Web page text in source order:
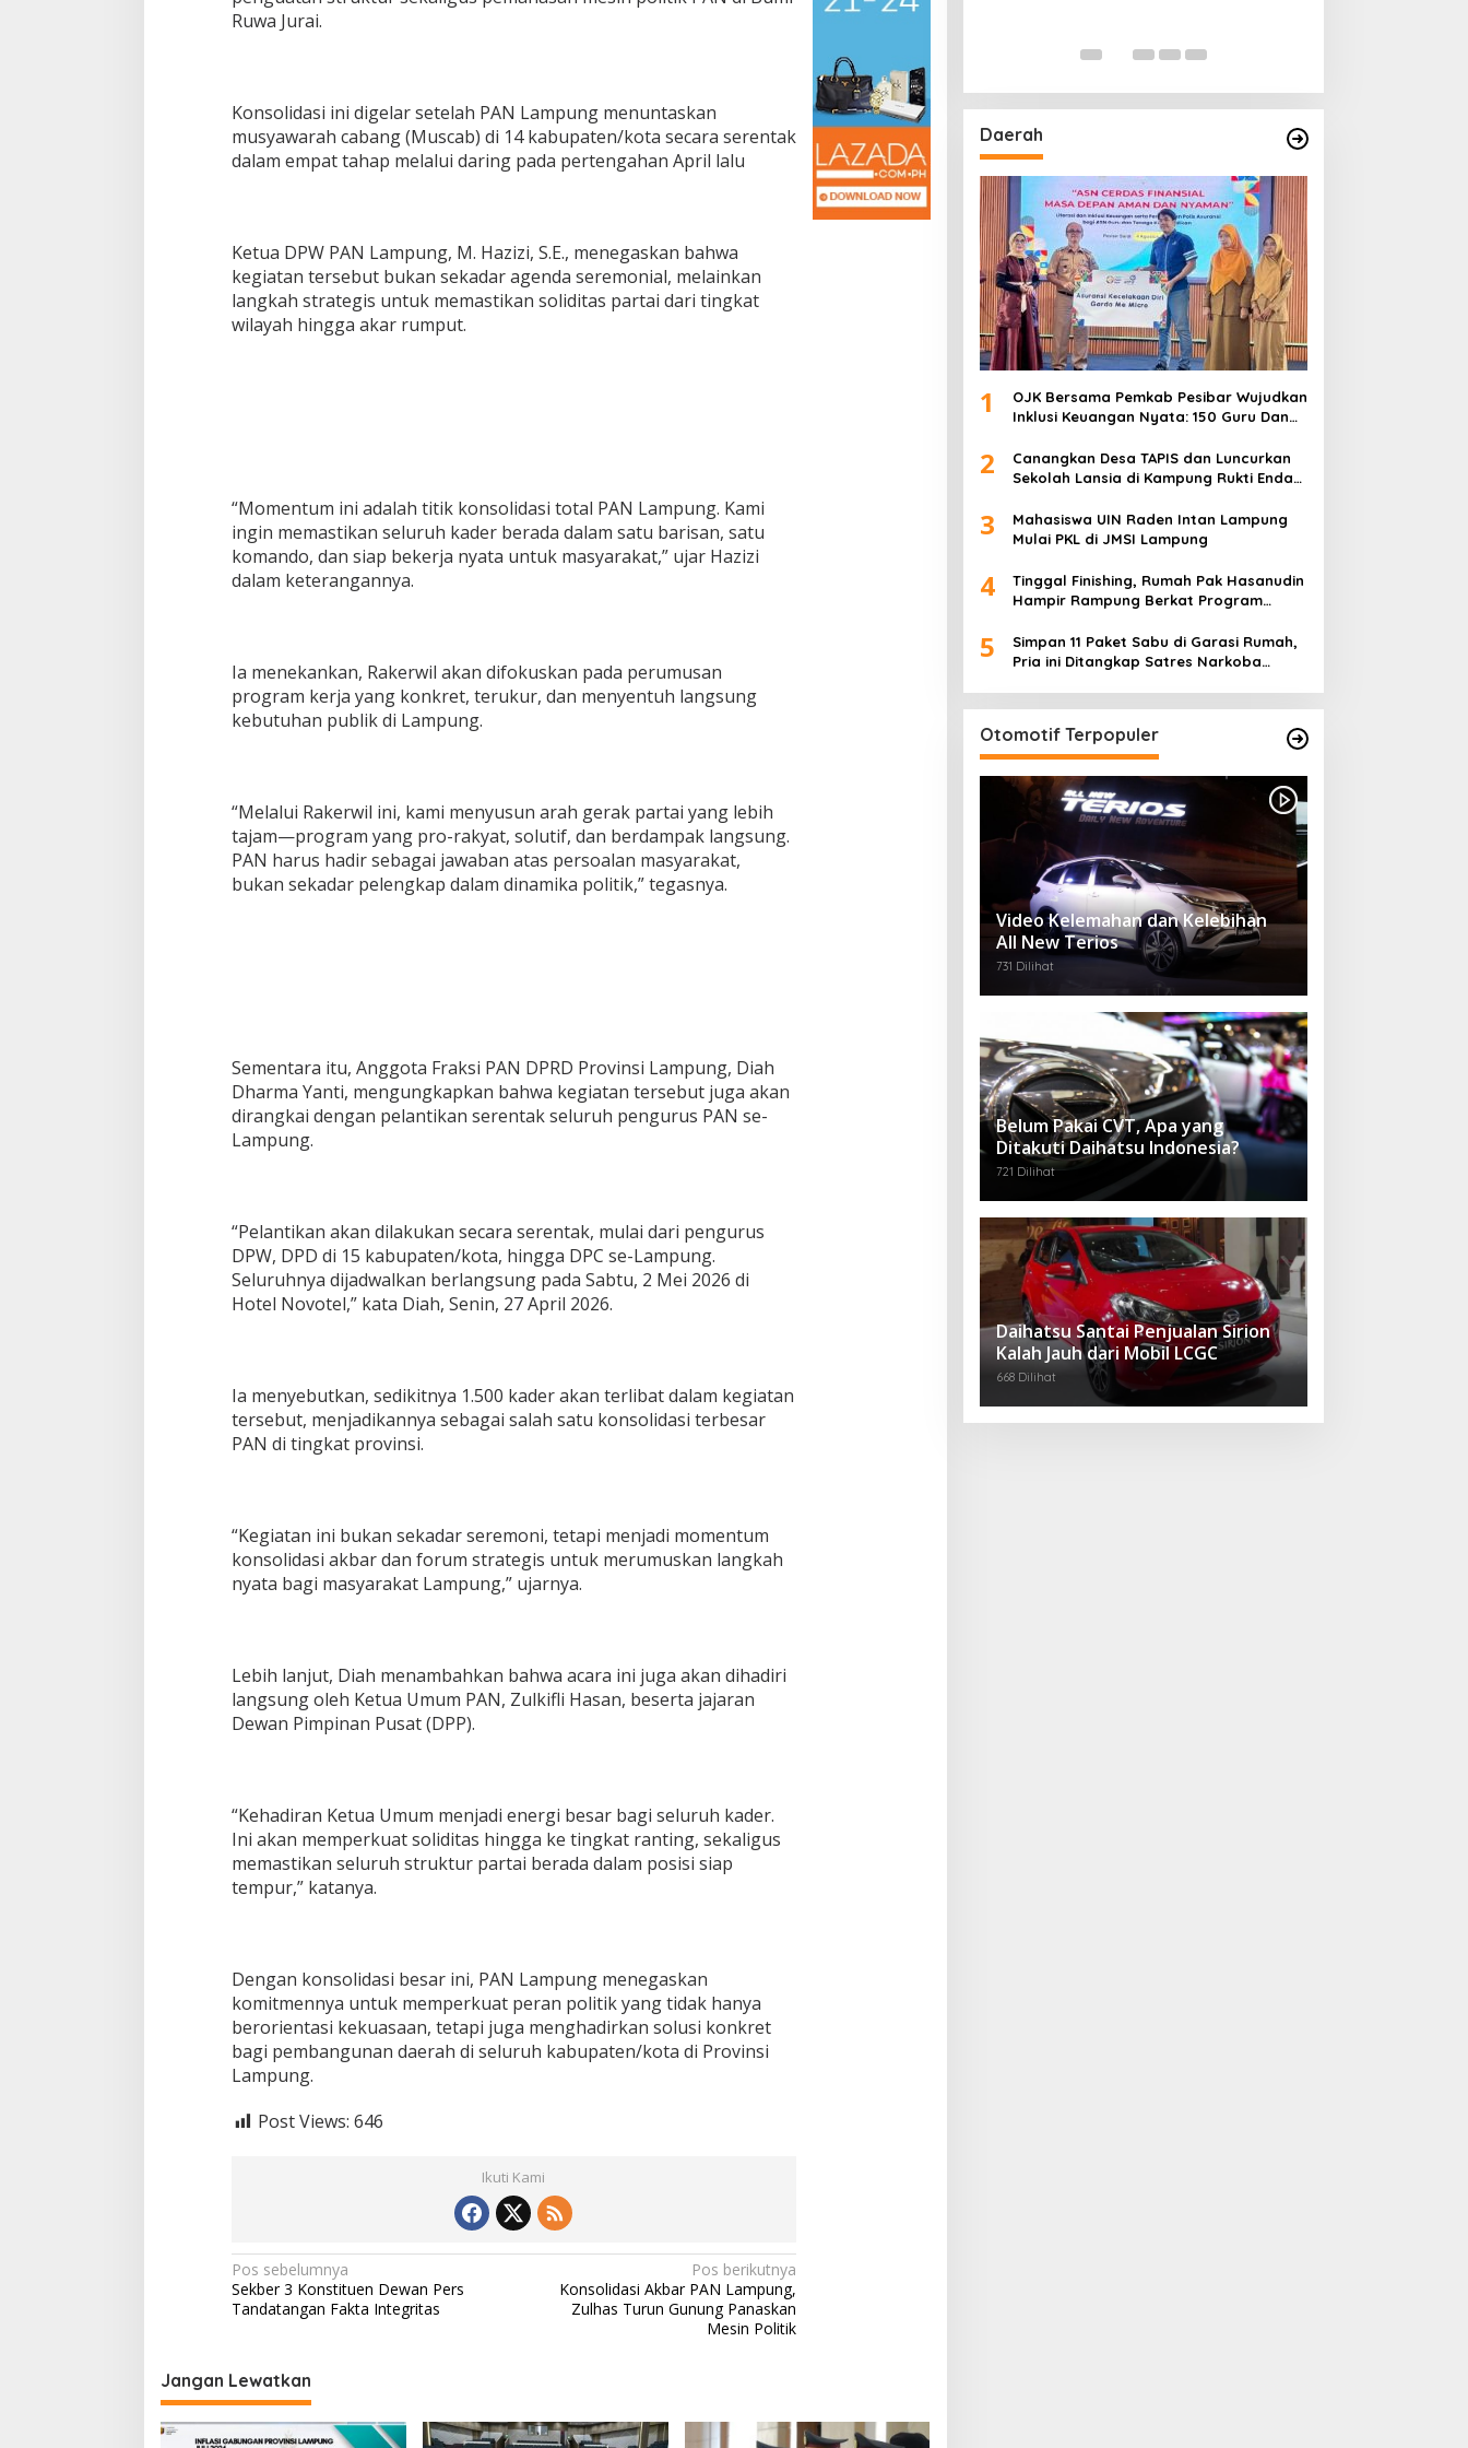
K
S
i
a
p
t
u
o
m
Ruwa Jurai.
Konsolidasi ini digelar setelah PAN Lampung menuntaskan
musyawarah cabang (Muscab) di 14 kabupaten/kota secara serentak
dalam empat tahap melalui daring pada pertengahan April lalu
Ketua DPW PAN Lampung, M. Hazizi, S.E., menegaskan bahwa
kegiatan tersebut bukan sekadar agenda seremonial, melainkan
langkah strategis untuk memastikan soliditas partai dari tingkat
wilayah hingga akar rumput.
“Momentum ini adalah titik konsolidasi total PAN Lampung. Kami
ingin memastikan seluruh kader berada dalam satu barisan, satu
komando, dan siap bekerja nyata untuk masyarakat,” ujar Hazizi
dalam keterangannya.
Ia menekankan, Rakerwil akan difokuskan pada perumusan
program kerja yang konkret, terukur, dan menyentuh langsung
kebutuhan publik di Lampung.
“Melalui Rakerwil ini, kami menyusun arah gerak partai yang lebih
tajam—program yang pro-rakyat, solutif, dan berdampak langsung.
PAN harus hadir sebagai jawaban atas persoalan masyarakat,
bukan sekadar pelengkap dalam dinamika politik,” tegasnya.
Sementara itu, Anggota Fraksi PAN DPRD Provinsi Lampung, Diah
Dharma Yanti, mengungkapkan bahwa kegiatan tersebut juga akan
dirangkai dengan pelantikan serentak seluruh pengurus PAN se-
Lampung.
“Pelantikan akan dilakukan secara serentak, mulai dari pengurus
DPW, DPD di 15 kabupaten/kota, hingga DPC se-Lampung.
Seluruhnya dijadwalkan berlangsung pada Sabtu, 2 Mei 2026 di
Hotel Novotel,” kata Diah, Senin, 27 April 2026.
Ia menyebutkan, sedikitnya 1.500 kader akan terlibat dalam kegiatan
tersebut, menjadikannya sebagai salah satu konsolidasi terbesar
PAN di tingkat provinsi.
“Kegiatan ini bukan sekadar seremoni, tetapi menjadi momentum
konsolidasi akbar dan forum strategis untuk merumuskan langkah
nyata bagi masyarakat Lampung,” ujarnya.
Lebih lanjut, Diah menambahkan bahwa acara ini juga akan dihadiri
langsung oleh Ketua Umum PAN, Zulkifli Hasan, beserta jajaran
Dewan Pimpinan Pusat (DPP).
“Kehadiran Ketua Umum menjadi energi besar bagi seluruh kader.
Ini akan memperkuat soliditas hingga ke tingkat ranting, sekaligus
memastikan seluruh struktur partai berada dalam posisi siap
tempur,” katanya.
Dengan konsolidasi besar ini, PAN Lampung menegaskan
komitmennya untuk memperkuat peran politik yang tidak hanya
berorientasi kekuasaan, tetapi juga menghadirkan solusi konkret
bagi pembangunan daerah di seluruh kabupaten/kota di Provinsi
Lampung.
Post Views: 646
Ikuti Kami
N
a
i
g
a
Pos sebelumnya
Sekber 3 Konstituen Dewan Pers
Tandatangan Fakta Integritas
Pos berikutnya
Konsolidasi Akbar PAN Lampung,
Zulhas Turun Gunung Panaskan
Mesin Politik
Jangan Lewatkan
1
OJK Bersama Pemkab Pesibar Wujudkan
Inklusi Keuangan Nyata: 150 Guru Dan
Tenaga Pendidik Terima Polis Asuransi
Jiwa
2
Canangkan Desa TAPIS dan Luncurkan
Sekolah Lansia di Kampung Rukti Endah,
Ketua TP PKK Lampung Dorong
3
Mulai PKL di JMSI Lampung
4
Hampir Rampung Berkat Program
TMMD (TNI Manunggal Membangun
5
Pria ini Ditangkap Satres Narkoba
Polres Lampung Tengah
Otomotif Terpopuler
Video Kelemahan dan Kelebihan
All New Terios
731 Dilihat
Belum Pakai CVT, Apa yang
Ditakuti Daihatsu Indonesia?
721 Dilihat
Daihatsu Santai Penjualan Sirion
Kalah Jauh dari Mobil LCGC
668 Dilihat